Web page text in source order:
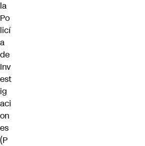
la
Po
licí
a
de
Inv
est
ig
aci
on
es
(P